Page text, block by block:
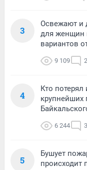
3
Освежают и
для женщин
вариантов
9 109 2
4
Кто
крупнейших
6 244 3
5
Бушует
происходит